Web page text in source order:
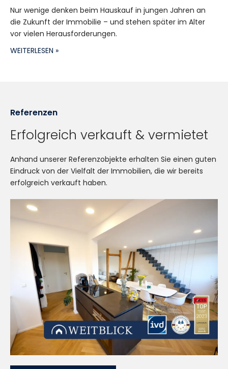
Nur wenige denken beim Hauskauf in jungen Jahren an
die Zukunft der Immobilie – und stehen später im Alter
vor vielen Herausforderungen.
WEITERLESEN »
Referenzen
Erfolgreich verkauft & vermietet
Anhand unserer Referenzobjekte erhalten Sie einen guten
Eindruck von der Vielfalt der Immobilien, die wir bereits
erfolgreich verkauft haben.